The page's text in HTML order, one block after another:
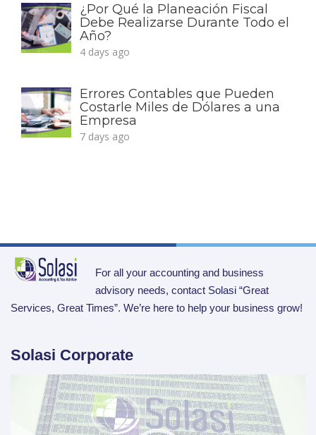
¿Por Qué la Planeación Fiscal
Debe Realizarse Durante Todo el
Año?
4 days ago
Errores Contables que Pueden
Costarle Miles de Dólares a una
Empresa
7 days ago
For all your accounting and business
advisory needs, contact Solasi “Great
Services, Great Times”. We’re here to help your business grow!
Solasi Corporate
Player